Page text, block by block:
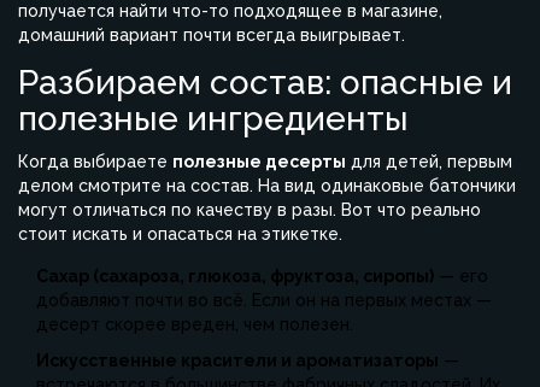
получается найти что-то подходящее в магазине,
домашний вариант почти всегда выигрывает.
Разбираем состав: опасные и
полезные ингредиенты
Когда выбираете полезные десерты для детей, первым
делом смотрите на состав. На вид одинаковые батончики
могут отличаться по качеству в разы. Вот что реально
стоит искать и опасаться на этикетке.
Сахар (сахароза, глюкоза, фруктоза, сиропы) — его
добавляют почти во всё. Если он на первых местах —
десерт скорее вреден, чем полезен.
Искусственные красители и ароматизаторы —